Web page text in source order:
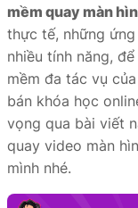
mềm quay màn
thực tế, những
nhiều tính năng,
mềm đa tác vụ
bán khóa học
vọng qua bài viết
quay video màn
mình nhé.